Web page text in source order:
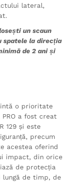
lateral,
un scaun
spatele la direcția
de 2 ani și
o prioritate
PRO a fost creat
129 și este
precum
acestea oferind
impact, din orice
de protecția
de timp, de